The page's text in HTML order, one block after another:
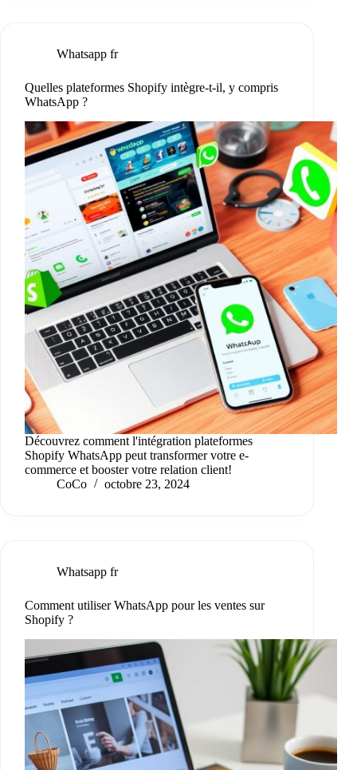
Whatsapp fr
Quelles plateformes Shopify intègre-t-il, y compris
WhatsApp ?
Découvrez comment l'intégration plateformes
Shopify WhatsApp peut transformer votre e-
commerce et booster votre relation client!
CoCo
octobre 23, 2024
Whatsapp fr
Comment utiliser WhatsApp pour les ventes sur
Shopify ?